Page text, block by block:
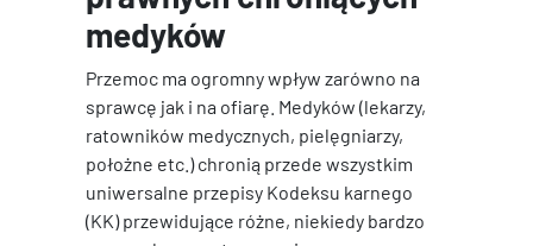
medyków
Przemoc ma ogromny wpływ zarówno na
sprawcę jak i na ofiarę. Medyków (lekarzy,
ratowników medycznych, pielęgniarzy,
położne etc.) chronią przede wszystkim
uniwersalne przepisy Kodeksu karnego
(KK) przewidujące różne, niekiedy bardzo